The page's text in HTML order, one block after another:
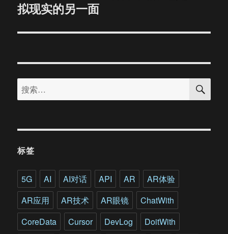
篇
章：
拟现实的另一面
搜
索：
搜
标签
5G AI AI对话 API AR
AR体验
AR应用
AR技术 AR眼镜
ChatWith
CoreData
Cursor DevLog
DoitWith